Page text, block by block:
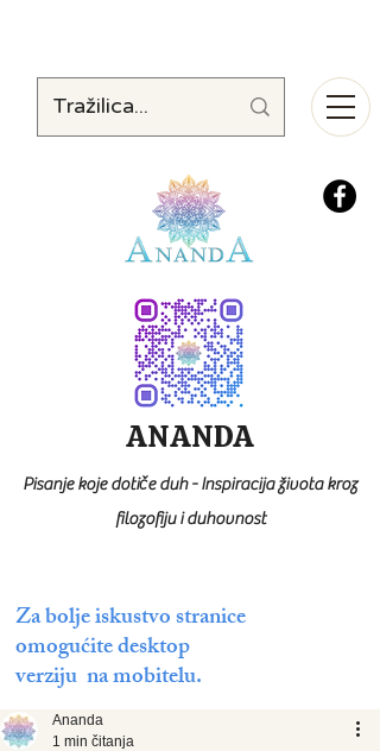
Za bolje iskustvo stranice
omogućite desktop
verziju na mobitelu.
ANANDA
Pisanje koje dotiče duh - Inspiracija života kroz
filozofiju i duhovnost
Ananda
1 min čitanja